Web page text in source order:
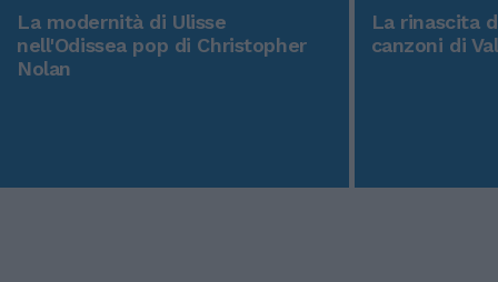
La modernità di Ulisse
nell'Odissea pop di Christopher
Nolan
La rinascita
canzoni di